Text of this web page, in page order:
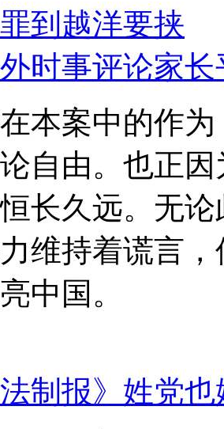
到越洋要挟
时事评论家长
本案中的作
自由。也正
长久远。无
维持着谎言
中国。
法制报》姓党